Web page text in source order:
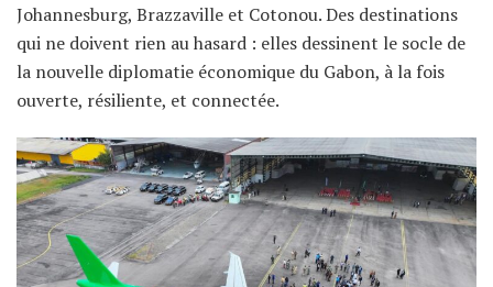
Johannesburg, Brazzaville et Cotonou. Des destinations
qui ne doivent rien au hasard : elles dessinent le socle de
la nouvelle diplomatie économique du Gabon, à la fois
ouverte, résiliente, et connectée.